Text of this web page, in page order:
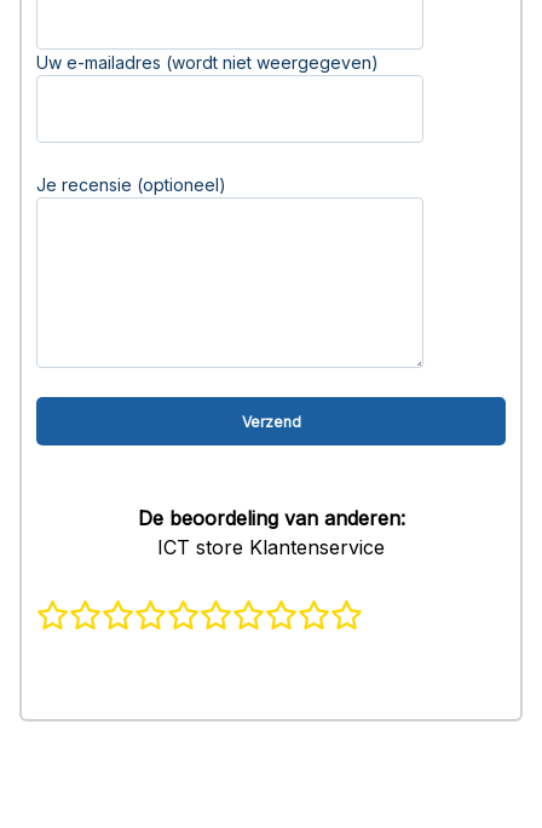
Uw e-mailadres (wordt niet weergegeven)
Je recensie (optioneel)
De beoordeling van anderen:
ICT store Klantenservice